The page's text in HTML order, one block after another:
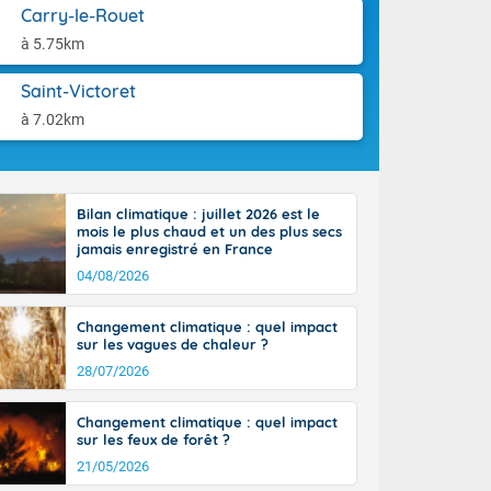
Carry-le-Rouet
à 5.75km
Saint-Victoret
à 7.02km
l'après-
14
il fait
30 à 35
Bilan climatique : juillet 2026 est le
mois le plus chaud et un des plus secs
jamais enregistré en France
04/08/2026
Changement climatique : quel impact
sur les vagues de chaleur ?
28/07/2026
Changement climatique : quel impact
sur les feux de forêt ?
21/05/2026